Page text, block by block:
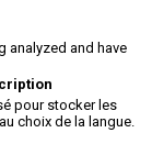
analyzed and have
pour stocker les
choix de la langue.